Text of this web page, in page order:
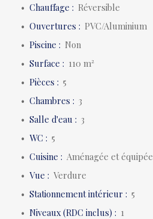
Chauffage : Réversible
Ouvertures : PVC/Aluminium
Piscine : Non
Surface : 110m²
Pièces : 5
Chambres : 3
Salle d'eau : 3
WC : 5
Cuisine : Aménagée et équipée
Vue : Verdure
Stationnement intérieur : 5
Niveaux (RDC inclus) : 1